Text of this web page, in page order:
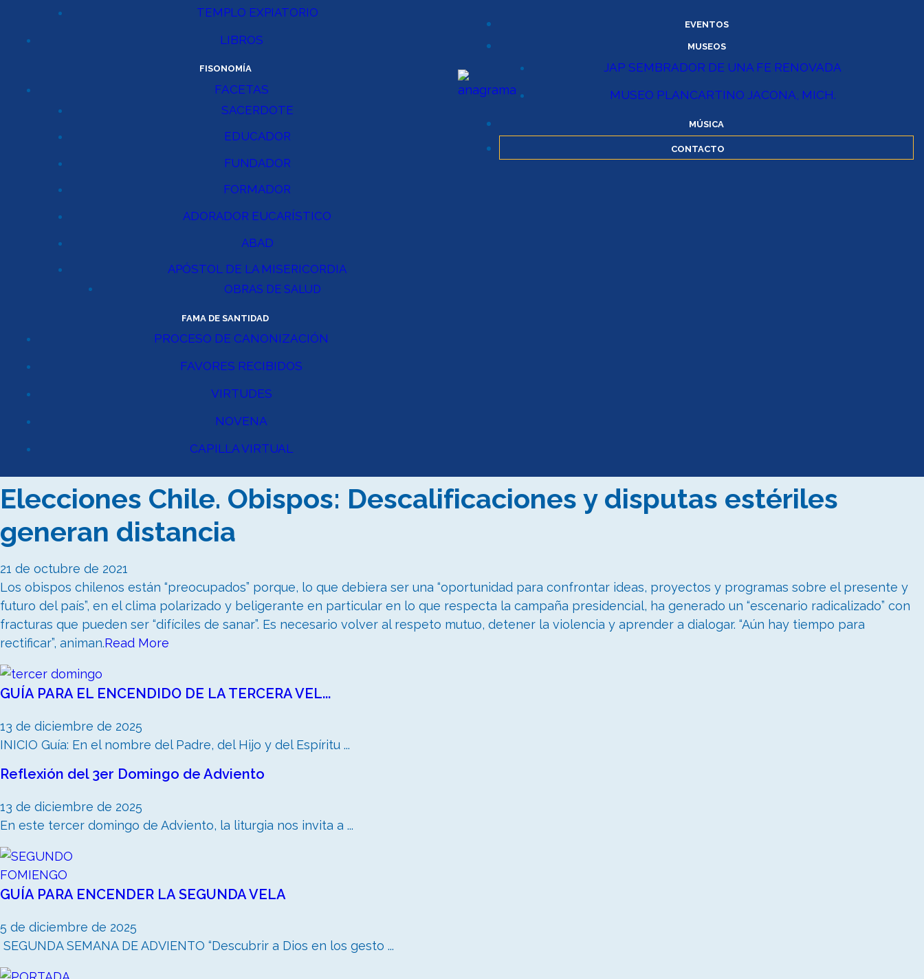
TEMPLO EXPIATORIO
LIBROS
FISONOMÍA
FACETAS
SACERDOTE
EDUCADOR
FUNDADOR
FORMADOR
ADORADOR EUCARÍSTICO
ABAD
APÓSTOL DE LA MISERICORDIA
OBRAS DE SALUD
FAMA DE SANTIDAD
PROCESO DE CANONIZACIÓN
FAVORES RECIBIDOS
VIRTUDES
NOVENA
CAPILLA VIRTUAL
EVENTOS
MUSEOS
JAP SEMBRADOR DE UNA FE RENOVADA
MUSEO PLANCARTINO JACONA, MICH.
MÚSICA
CONTACTO
Elecciones Chile. Obispos: Descalificaciones y disputas estériles
generan distancia
21 de octubre de 2021
Los obispos chilenos están “preocupados” porque, lo que debiera ser una “oportunidad para confrontar ideas, proyectos y programas sobre el presente y
futuro del país”, en el clima polarizado y beligerante en particular en lo que respecta la campaña presidencial, ha generado un “escenario radicalizado” con
fracturas que pueden ser “difíciles de sanar”. Es necesario volver al respeto mutuo, detener la violencia y aprender a dialogar. “Aún hay tiempo para
rectificar”, animan.Read More
GUÍA PARA EL ENCENDIDO DE LA TERCERA VEL...
13 de diciembre de 2025
INICIO Guía: En el nombre del Padre, del Hijo y del Espíritu ...
Reflexión del 3er Domingo de Adviento
13 de diciembre de 2025
En este tercer domingo de Adviento, la liturgia nos invita a ...
GUÍA PARA ENCENDER LA SEGUNDA VELA
5 de diciembre de 2025
SEGUNDA SEMANA DE ADVIENTO “Descubrir a Dios en los gesto ...